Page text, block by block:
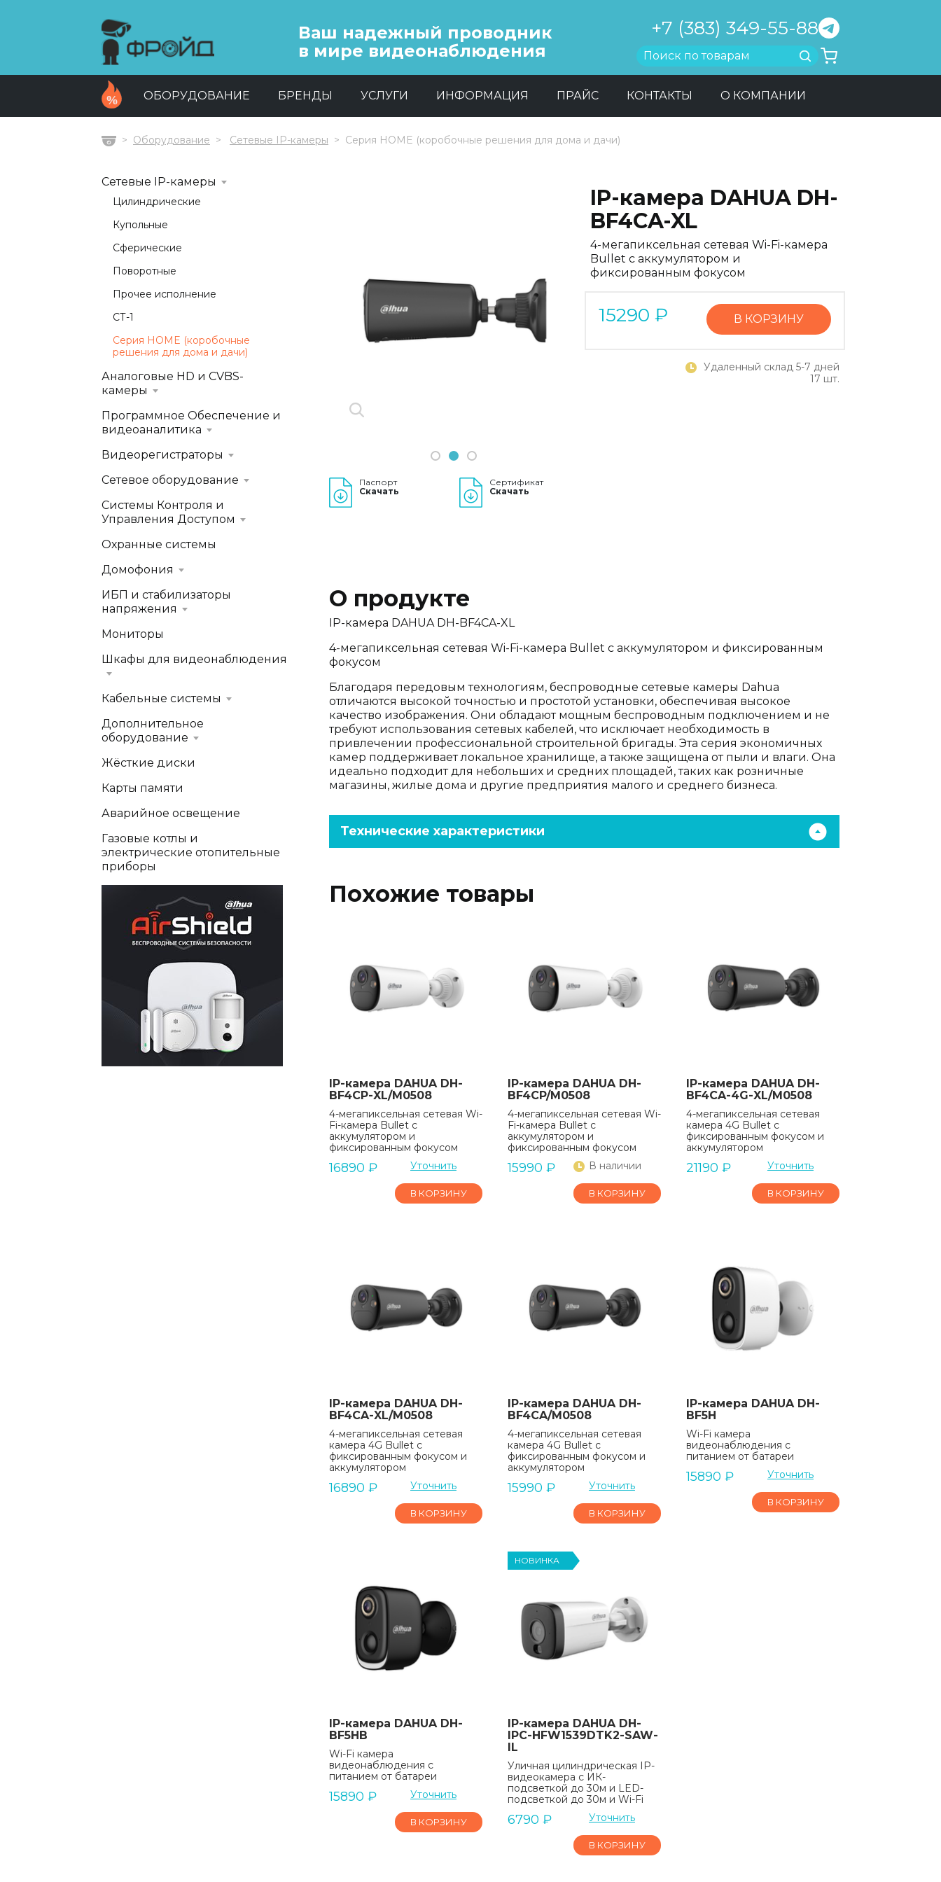
Ваш надежный проводник
в мире видеонаблюдения
+7 (383) 349-55-88
Найти
ОБОРУДОВАНИЕ БРЕНДЫ УСЛУГИ ИНФОРМАЦИЯ ПРАЙС КОНТАКТЫ О КОМПАНИИ
ГлавнаяОборудование Сетевые IP-камеры Серия HOME (коробочные решения для дома и дачи)
Previous Next
1 2 3
Паспорт
Скачать
Сертификат
Скачать
IP-камера DAHUA DH-
BF4CA-XL
4-мегапиксельная сетевая Wi-Fi-камера
Bullet с аккумулятором и
фиксированным фокусом
15290 ₽ В КОРЗИНУ
Удаленный склад 5-7 дней
17 шт.
О продукте
IP-камера DAHUA DH-BF4CA-XL
4-мегапиксельная сетевая Wi-Fi-камера Bullet с аккумулятором и фиксированным
фокусом
Благодаря передовым технологиям, беспроводные сетевые камеры Dahua
отличаются высокой точностью и простотой установки, обеспечивая высокое
качество изображения. Они обладают мощным беспроводным подключением и не
требуют использования сетевых кабелей, что исключает необходимость в
привлечении профессиональной строительной бригады. Эта серия экономичных
камер поддерживает локальное хранилище, а также защищена от пыли и влаги. Она
идеально подходит для небольших и средних площадей, таких как розничные
магазины, жилые дома и другие предприятия малого и среднего бизнеса.
Технические характеристики
Похожие товары
IP-камера DAHUA DH-
BF4CP-XL/M0508
4-мегапиксельная сетевая Wi-
Fi-камера Bullet с
аккумулятором и
фиксированным фокусом
16890 ₽ Уточнить
В КОРЗИНУ
IP-камера DAHUA DH-
BF4CP/M0508
4-мегапиксельная сетевая Wi-
Fi-камера Bullet с
аккумулятором и
фиксированным фокусом
15990 ₽ В наличии
В КОРЗИНУ
IP-камера DAHUA DH-
BF4CA-4G-XL/M0508
4-мегапиксельная сетевая
камера 4G Bullet с
фиксированным фокусом и
аккумулятором
21190 ₽ Уточнить
В КОРЗИНУ
IP-камера DAHUA DH-
BF4CA-XL/M0508
4-мегапиксельная сетевая
камера 4G Bullet с
фиксированным фокусом и
аккумулятором
16890 ₽ Уточнить
В КОРЗИНУ
IP-камера DAHUA DH-
BF4CA/M0508
4-мегапиксельная сетевая
камера 4G Bullet с
фиксированным фокусом и
аккумулятором
15990 ₽ Уточнить
В КОРЗИНУ
IP-камера DAHUA DH-
BF5H
Wi-Fi камера
видеонаблюдения с
питанием от батареи
15890 ₽ Уточнить
В КОРЗИНУ
IP-камера DAHUA DH-
BF5HB
Wi-Fi камера
видеонаблюдения с
питанием от батареи
15890 ₽ Уточнить
В КОРЗИНУ
НОВИНКА
IP-камера DAHUA DH-
IPC-HFW1539DTK2-SAW-
IL
Уличная цилиндрическая IP-
видеокамера с ИК-
подсветкой до 30м и LED-
подсветкой до 30м и Wi-Fi
6790 ₽ Уточнить
В КОРЗИНУ
Сетевые IP-камеры
Цилиндрические
Купольные
Сферические
Поворотные
Прочее исполнение
СТ-1
Серия HOME (коробочные
решения для дома и дачи)
Аналоговые HD и CVBS-
камеры
Программное Обеспечение и
видеоаналитика
Видеорегистраторы
Сетевое оборудование
Системы Контроля и
Управления Доступом
Охранные системы
Домофония
ИБП и стабилизаторы
напряжения
Мониторы
Шкафы для видеонаблюдения
Кабельные системы
Дополнительное
оборудование
Жёсткие диски
Карты памяти
Аварийное освещение
Газовые котлы и
электрические отопительные
приборы